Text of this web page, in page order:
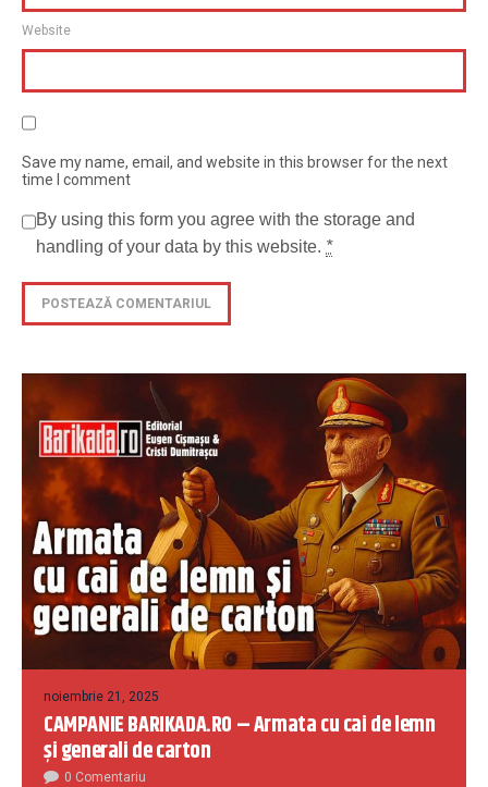
Website
Save my name, email, and website in this browser for the next
time I comment
By using this form you agree with the storage and
handling of your data by this website. *
noiembrie 21, 2025
CAMPANIE BARIKADA.RO – Armata cu cai de lemn
și generali de carton
0 Comentariu